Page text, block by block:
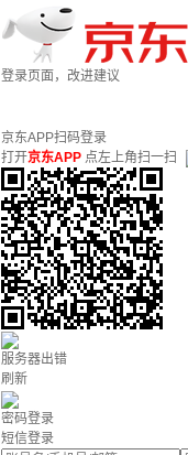
登录页面，改进建议
京东APP扫码登录
打开京东APP 点左上角扫一扫
服务器出错
刷新
密码登录
短信登录